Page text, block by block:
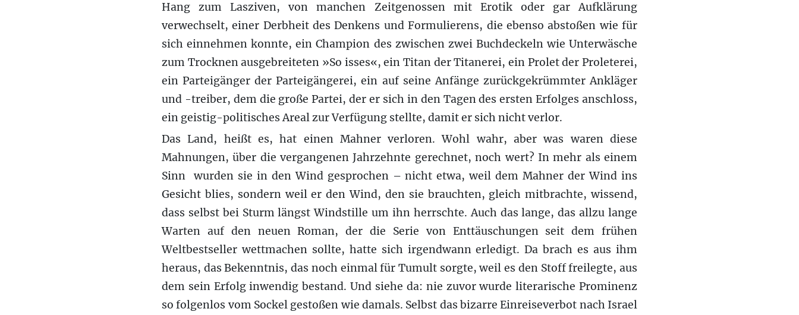
Hang zum Lasziven, von manchen Zeitgenossen mit Erotik oder gar Aufklärung
verwechselt, einer Derbheit des Denkens und Formulierens, die ebenso abstoßen wie für
sich einnehmen konnte, ein Champion des zwischen zwei Buchdeckeln wie Unterwäsche
zum Trocknen ausgebreiteten »So isses«, ein Titan der Titanerei, ein Prolet der Proleterei,
ein Parteigänger der Parteigängerei, ein auf seine Anfänge zurückgekrümmter Ankläger
und -treiber, dem die große Partei, der er sich in den Tagen des ersten Erfolges anschloss,
ein geistig-politisches Areal zur Verfügung stellte, damit er sich nicht verlor.
Das Land, heißt es, hat einen Mahner verloren. Wohl wahr, aber was waren diese
Mahnungen, über die vergangenen Jahrzehnte gerechnet, noch wert? In mehr als einem
Sinn wurden sie in den Wind gesprochen – nicht etwa, weil dem Mahner der Wind ins
Gesicht blies, sondern weil er den Wind, den sie brauchten, gleich mitbrachte, wissend,
dass selbst bei Sturm längst Windstille um ihn herrschte. Auch das lange, das allzu lange
Warten auf den neuen Roman, der die Serie von Enttäuschungen seit dem frühen
Weltbestseller wettmachen sollte, hatte sich irgendwann erledigt. Da brach es aus ihm
heraus, das Bekenntnis, das noch einmal für Tumult sorgte, weil es den Stoff freilegte, aus
dem sein Erfolg inwendig bestand. Und siehe da: nie zuvor wurde literarische Prominenz
so folgenlos vom Sockel gestoßen wie damals. Selbst das bizarre Einreiseverbot nach Israel